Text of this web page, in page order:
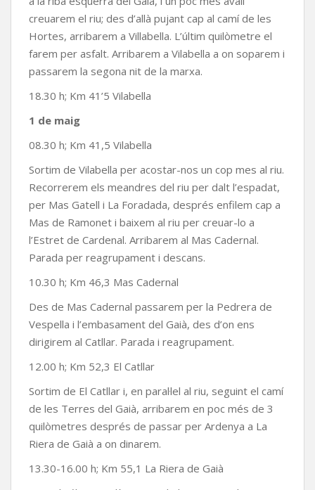
creuarem el riu; des d’allà pujant cap al camí de les
Hortes, arribarem a Villabella. L’últim quilòmetre el
farem per asfalt. Arribarem a Vilabella a on soparem i
passarem la segona nit de la marxa.
18.30 h; Km 41’5 Vilabella
1 de maig
08.30 h; Km 41,5 Vilabella
Sortim de Vilabella per acostar-nos un cop mes al riu.
Recorrerem els meandres del riu per dalt l’espadat,
per Mas Gatell i La Foradada, després enfilem cap a
Mas de Ramonet i baixem al riu per creuar-lo a
l’Estret de Cardenal. Arribarem al Mas Cadernal.
Parada per reagrupament i descans.
10.30 h; Km 46,3 Mas Cadernal
Des de Mas Cadernal passarem per la Pedrera de
Vespella i l’embasament del Gaià, des d’on ens
dirigirem al Catllar. Parada i reagrupament.
12.00 h; Km 52,3 El Catllar
Sortim de El Catllar i, en paral·lel al riu, seguint el camí
de les Terres del Gaià, arribarem en poc més de 3
quilòmetres després de passar per Ardenya a La
Riera de Gaià a on dinarem.
13.30-16.00 h; Km 55,1 La Riera de Gaià